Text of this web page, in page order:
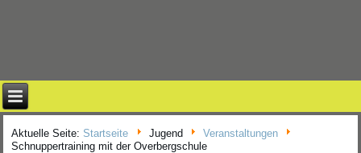
Aktuelle Seite: Startseite Jugend
Veranstaltungen
Schnuppertraining mit der Overbergschule